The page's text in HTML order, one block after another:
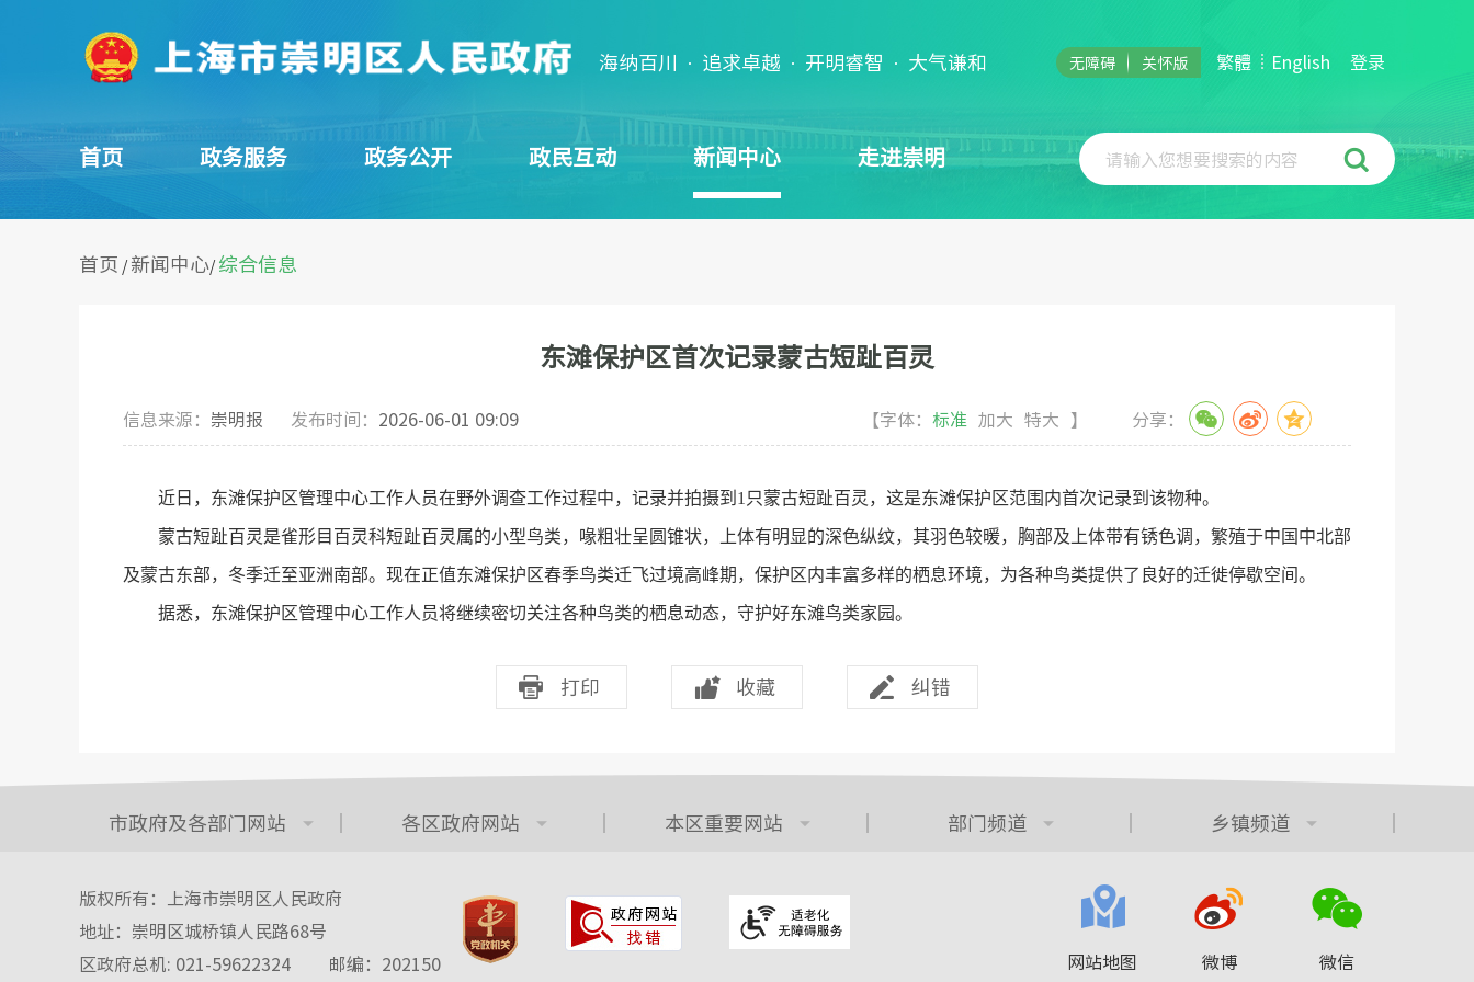
海纳百川 · 追求卓越 · 开明睿智 · 大气谦和 无障碍 关怀版 繁體 English 登录
首页 政务服务 政务公开 政民互动 新闻中心 走进崇明 请输入您想要搜索的内容
首页 /新闻中心/综合信息
东滩保护区首次记录蒙古短趾百灵
信息来源： 崇明报 发布时间： 2026-06-01 09:09 【字体： 标准 加大 特大 】 分享：
近日，东滩保护区管理中心工作人员在野外调查工作过程中，记录并拍摄到1只蒙古短趾百灵，这是东滩保护区范围内首次记录到该物种。
蒙古短趾百灵是雀形目百灵科短趾百灵属的小型鸟类，喙粗壮呈圆锥状，上体有明显的深色纵纹，其羽色较暖，胸部及上体带有锈色调，繁殖于中国中北部
及蒙古东部，冬季迁至亚洲南部。现在正值东滩保护区春季鸟类迁飞过境高峰期，保护区内丰富多样的栖息环境，为各种鸟类提供了良好的迁徙停歇空间。
据悉，东滩保护区管理中心工作人员将继续密切关注各种鸟类的栖息动态，守护好东滩鸟类家园。
打印 收藏 纠错
市政府及各部门网站 各区政府网站 本区重要网站 部门频道 乡镇频道
版权所有：上海市崇明区人民政府
地址：崇明区城桥镇人民路68号
区政府总机: 021-59622324
邮编：202150 网站地图 微博 微信